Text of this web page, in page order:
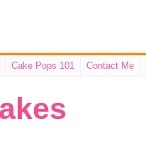
Cake Pops 101 Contact Me